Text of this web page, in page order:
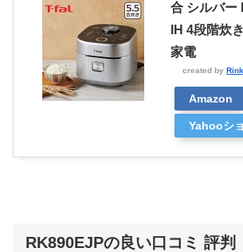
合 シルバー
IH 4段階炊
家電
created by
Amazon
Yahooシ
RK890EJPの良い口コミ 評判